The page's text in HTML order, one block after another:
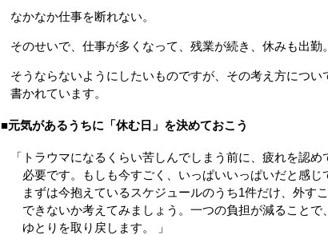
なかなか仕事を断れない。
そのせいで、仕事が多くなって、残業が続き、休みも出勤。
そうならないようにしたいものですが、その考え方につい
書かれています。
■元気があるうちに「休む日」を決めておこう
「トラウマになるくらい苦しんでしまう前に、疲れを認め
必要です。もしも今すごく、いっぱいいっぱいだと感じ
まずは今抱えているスケジュールのうち1件だけ、外す
できないか考えてみましょう。一つの負担が減ることで
ゆとりを取り戻します。 」